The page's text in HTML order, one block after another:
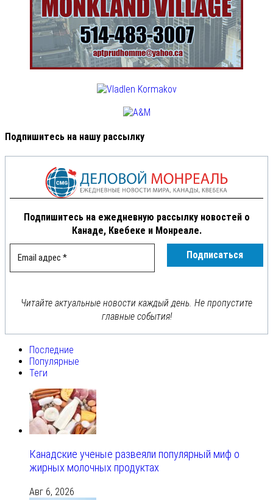
Подпишитесь на нашу рассылку
Подпишитесь на ежедневную рассылку новостей о
Канаде, Квебеке и Монреале.
Читайте актуальные новости каждый день. Не пропустите
главные события!
Последние
Популярные
Теги
Канадские ученые развеяли популярный миф о
жирных молочных продуктах
Авг 6, 2026